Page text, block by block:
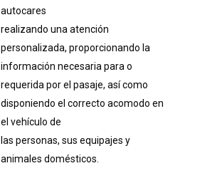
autocares
realizando una atención
personalizada, proporcionando la
información necesaria para o
requerida por el pasaje, así como
disponiendo el correcto acomodo en
el vehículo de
las personas, sus equipajes y
animales domésticos.